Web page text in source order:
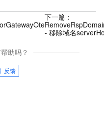
下一篇：
- 移除域名
助吗？
反馈